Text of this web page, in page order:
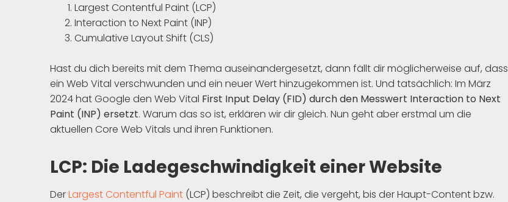
Largest Contentful Paint (LCP)
Interaction to Next Paint (INP)
Cumulative Layout Shift (CLS)
Hast du dich bereits mit dem Thema auseinandergesetzt, dann fällt dir möglicherweise auf, dass
ein Web Vital verschwunden und ein neuer Wert hinzugekommen ist. Und tatsächlich: Im März
2024 hat Google den Web Vital First Input Delay (FID) durch den Messwert Interaction to Next
Paint (INP) ersetzt. Warum das so ist, erklären wir dir gleich. Nun geht aber erstmal um die
aktuellen Core Web Vitals und ihren Funktionen.
LCP: Die Ladegeschwindigkeit einer Website
DerLargest Contentful Paint (LCP) beschreibt die Zeit, die vergeht, bis der Haupt-Content bzw.